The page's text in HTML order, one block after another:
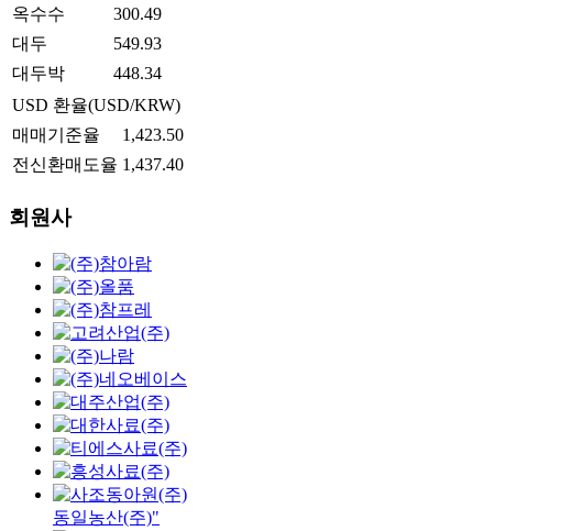
옥수수
300.49
대두
549.93
대두박
448.34
USD 환율(USD/KRW)
매매기준율
1,423.50
전신환매도율 1,437.40
회원사
동일농산(주)"